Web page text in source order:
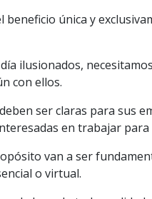
única y
ilusionados,
con ellos.
ser claras para sus
en trabajar
van a ser
o virtual.